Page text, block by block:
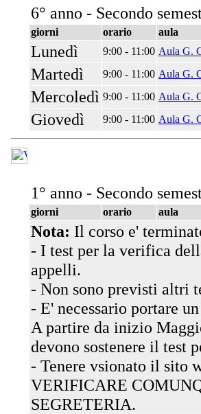
6° anno - Secondo
giorni orario aula
Lunedì 9:00 - 11:00 Aula G.
Martedì 9:00 - 11:00 Aula G.
Mercoledì 9:00 - 11:00 Aula G.
Giovedì 9:00 - 11:00 Aula G.
1° anno - Secondo
giorni orario aula
Nota: Il corso e'
- I test per la verifica
appelli.
- Non sono previsti altri
- E' necessario portare
A partire da inizio
devono sostenere il test
- Tenere vsionato il sito
VERIFICARE
SEGRETERIA.